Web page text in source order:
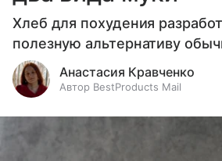
Хлеб для похудения
полезную альтернативу
Анастасия Кравченко
Автор BestProducts Mail